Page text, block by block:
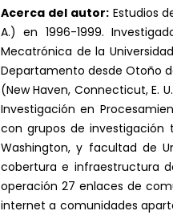
Acerca del autor:Estudios
A.) en 1996-1999.
Mecatrónica de la
Departamento desde Otoño
(New Haven, Connecticut, E.
Investigación en
con grupos de investigación
Washington, y facultad de
cobertura e infraestructura
operación 27 enlaces de
internet a comunidades